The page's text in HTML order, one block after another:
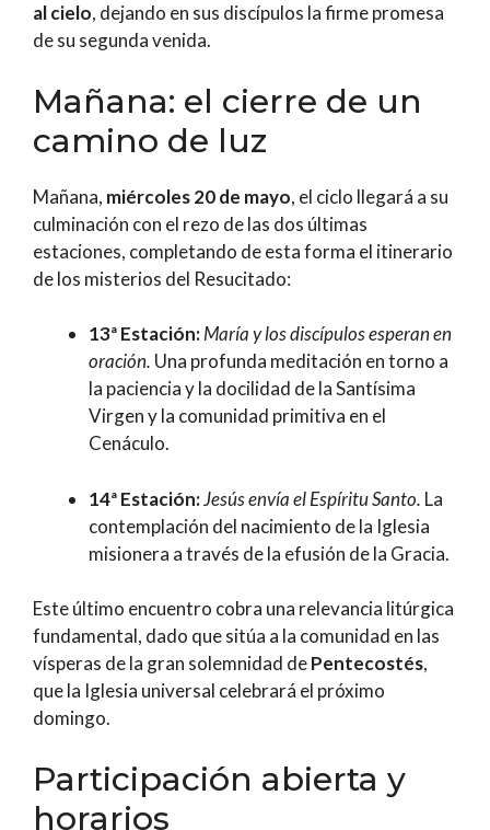
al cielo, dejando en sus discípulos la firme promesa
de su segunda venida.
Mañana: el cierre de un
camino de luz
Mañana, miércoles 20 de mayo, el ciclo llegará a su
culminación con el rezo de las dos últimas
estaciones, completando de esta forma el itinerario
de los misterios del Resucitado:
13ª Estación:María y los discípulos esperan en
oración. Una profunda meditación en torno a
la paciencia y la docilidad de la Santísima
Virgen y la comunidad primitiva en el
Cenáculo.
14ª Estación:Jesús envía el Espíritu Santo. La
contemplación del nacimiento de la Iglesia
misionera a través de la efusión de la Gracia.
Este último encuentro cobra una relevancia litúrgica
fundamental, dado que sitúa a la comunidad en las
vísperas de la gran solemnidad dePentecostés,
que la Iglesia universal celebrará el próximo
domingo.
Participación abierta y
horarios